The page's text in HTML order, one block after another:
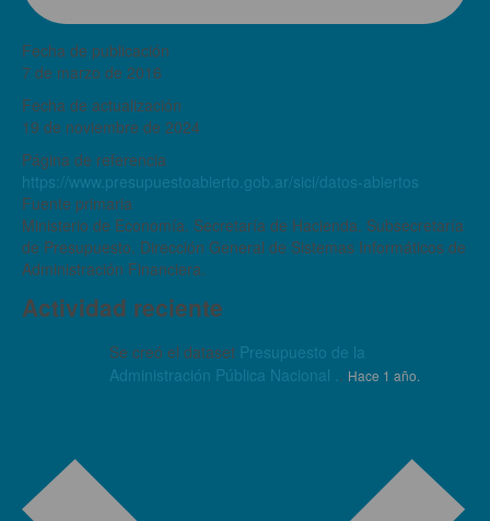
Fecha de publicación
7 de marzo de 2016
Fecha de actualización
19 de noviembre de 2024
Página de referencia
https://www.presupuestoabierto.gob.ar/sici/datos-abiertos
Fuente primaria
Ministerio de Economía. Secretaría de Hacienda. Subsecretaría
de Presupuesto. Dirección General de Sistemas Informáticos de
Administración Financiera.
Actividad reciente
Se creó el dataset Presupuesto de la
Administración Pública Nacional . . Hace 1 año.